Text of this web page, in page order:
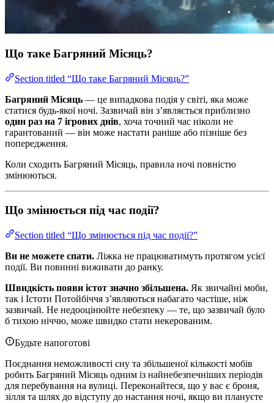
Що таке Багряний Місяць?
Section titled “Що таке Багряний Місяць?”
Багряний Місяць — це випадкова подія у світі, яка може
статися будь-якої ночі. Зазвичай він з’являється приблизно
один раз на 7 ігрових днів, хоча точний час ніколи не
гарантований — він може настати раніше або пізніше без
попередження.
Коли сходить Багряний Місяць, правила ночі повністю
змінюються.
Що змінюється під час події?
Section titled “Що змінюється під час події?”
Ви не можете спати. Ліжка не працюватимуть протягом усієї
події. Ви повинні виживати до ранку.
Швидкість появи істот значно збільшена. Як звичайні моби,
так і Істоти Потойбіччя з’являються набагато частіше, ніж
зазвичай. Не недооцінюйте небезпеку — те, що зазвичай було
б тихою ніччю, може швидко стати некерованим.
Будьте напоготові
Поєднання неможливості сну та збільшеної кількості мобів
робить Багряний Місяць одним із найнебезпечніших періодів
для перебування на вулиці. Переконайтеся, що у вас є броня,
зілля та шлях до відступу до настання ночі, якщо ви плануєте